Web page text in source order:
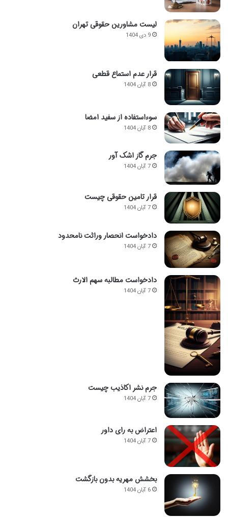
لیست مشاورین حقوقی تهران
9 دی 1404
قرار عدم استماع قطعی
8 آبان 1404
سوءاستفاده از سفید امضا
8 آبان 1404
جرم گاز اشک آور
7 آبان 1404
قرار تامین حقوقی چیست
7 آبان 1404
دادخواست انحصار وراثت نامحدود
7 آبان 1404
دادخواست مطالبه سهم الارث
7 آبان 1404
جرم نشر اکاذیب چیست
7 آبان 1404
اعتراض به رای داور
7 آبان 1404
بخشش مهریه بدون بازگشت
6 آبان 1404